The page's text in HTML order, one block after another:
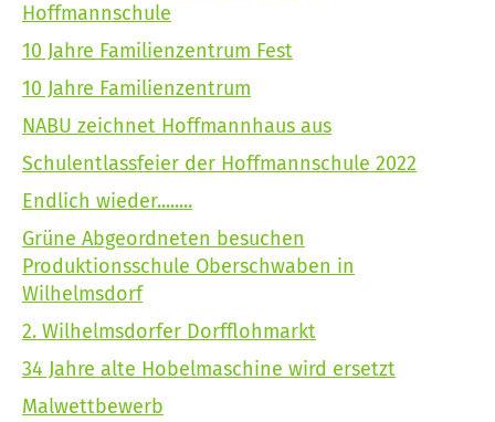
Hoffmannschule
10 Jahre Familienzentrum Fest
10 Jahre Familienzentrum
NABU zeichnet Hoffmannhaus aus
Schulentlassfeier der Hoffmannschule 2022
Endlich wieder........
Grüne Abgeordneten besuchen
Produktionsschule Oberschwaben in
Wilhelmsdorf
2. Wilhelmsdorfer Dorfflohmarkt
34 Jahre alte Hobelmaschine wird ersetzt
Malwettbewerb